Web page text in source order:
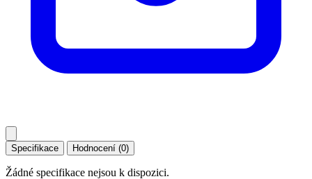
Specifikace Hodnocení (0)
Žádné specifikace nejsou k dispozici.